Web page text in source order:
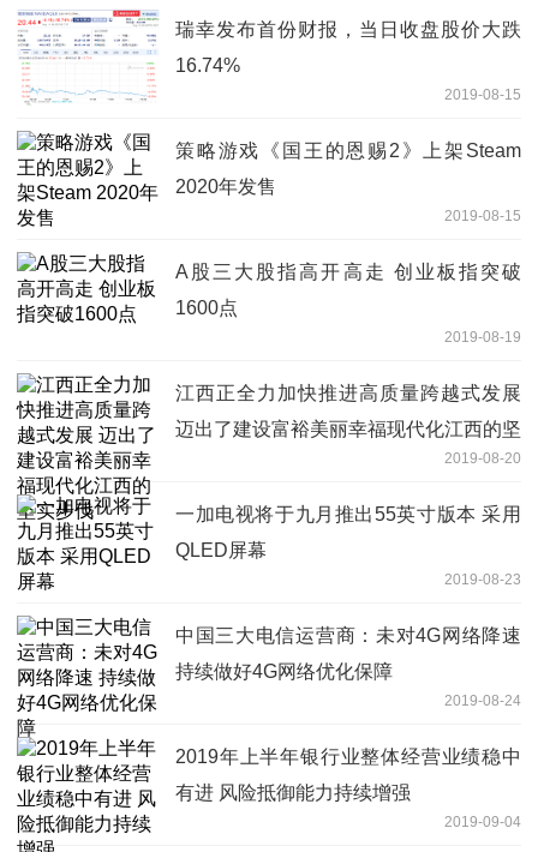
瑞幸发布首份财报，当日收盘股价大跌
16.74%
2019-08-15
策略游戏《国王的恩赐2》上架Steam
2020年发售
2019-08-15
A股三大股指高开高走 创业板指突破
1600点
2019-08-19
江西正全力加快推进高质量跨越式发展
迈出了建设富裕美丽幸福现代化江西的坚
2019-08-20
一加电视将于九月推出55英寸版本 采用
QLED屏幕
2019-08-23
中国三大电信运营商：未对4G网络降速
持续做好4G网络优化保障
2019-08-24
2019年上半年银行业整体经营业绩稳中
有进 风险抵御能力持续增强
2019-09-04